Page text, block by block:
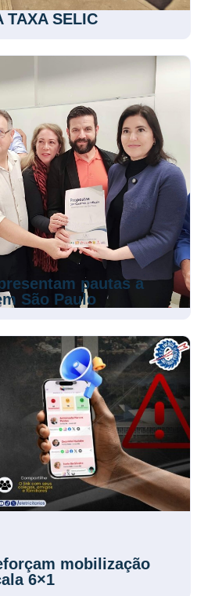
TAXA SELIC
pautas a
São Paulo
mobilização
6×1